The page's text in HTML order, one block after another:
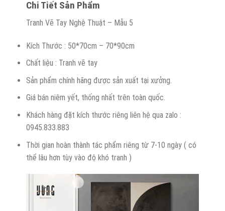
Chi Tiết Sản Phẩm
Tranh Vẽ Tay Nghệ Thuật – Mẫu 5
Kích Thước : 50*70cm – 70*90cm
Chất liệu : Tranh vẽ tay
Sản phẩm chính hãng được sản xuất tại xưởng.
Giá bán niêm yết, thống nhất trên toàn quốc.
Khách hàng đặt kích thước riêng liên hệ qua zalo :
0945.833.883
Thời gian hoàn thành tác phẩm riêng từ 7-10 ngày ( có
thể lâu hơn tùy vào độ khó tranh )